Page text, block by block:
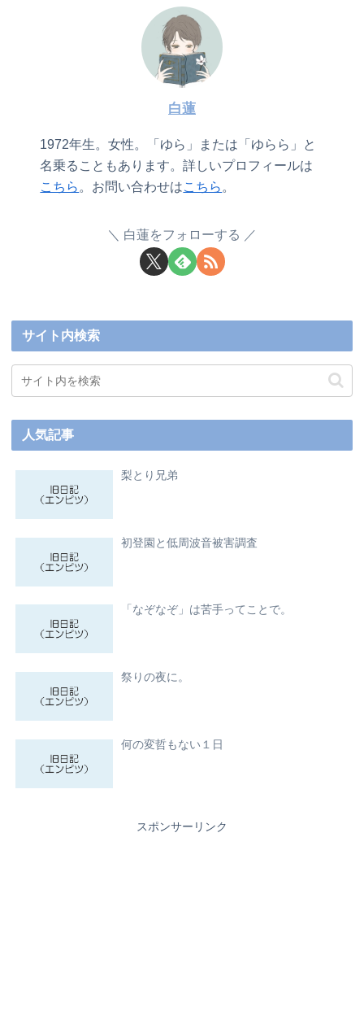
白蓮
1972年生。女性。「ゆら」または「ゆらら」と
名乗ることもあります。詳しいプロフィールは
こちら。お問い合わせはこちら。
白蓮をフォローする
サイト内検索
人気記事
梨とり兄弟
初登園と低周波音被害調査
「なぞなぞ」は苦手ってことで。
祭りの夜に。
何の変哲もない１日
スポンサーリンク